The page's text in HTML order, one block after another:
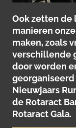
Ook zetten de
manieren
maken, zoals
verschillende
door worden
Nieuwjaars
de Rotaract
Rotaract Gala.